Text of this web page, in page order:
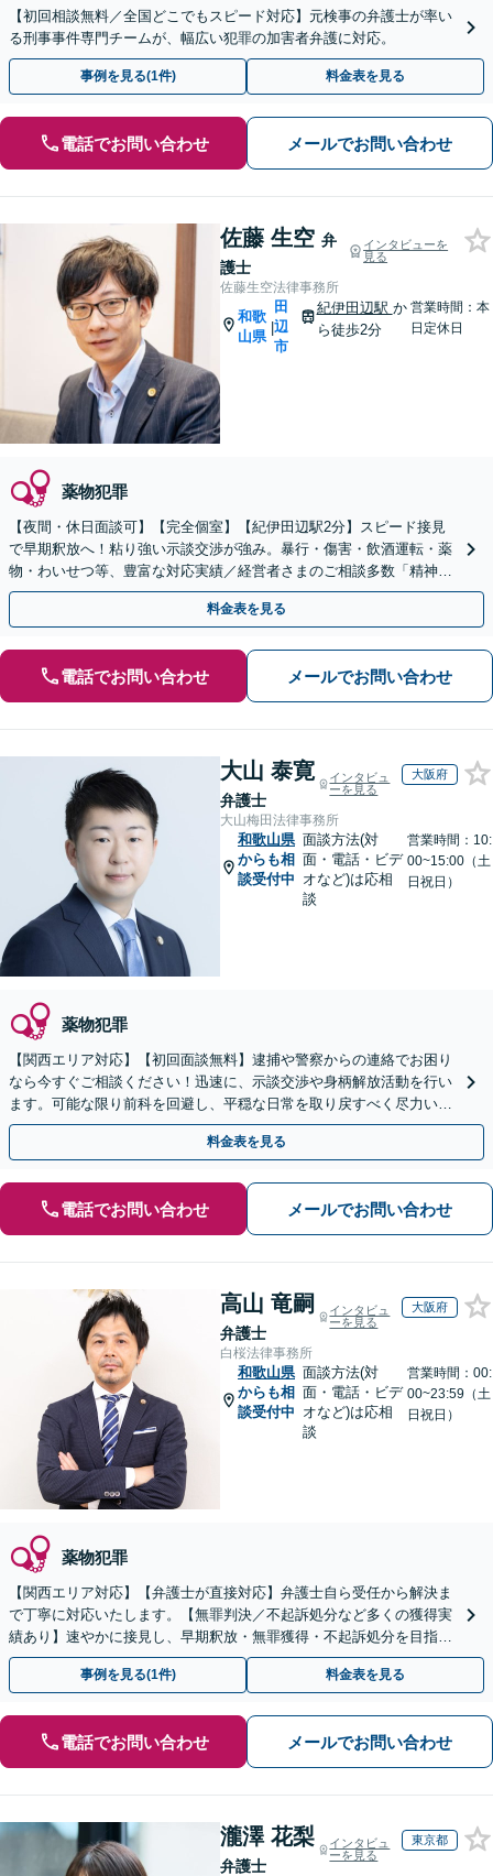
【初回相談無料／全国どこでもスピード対応】元検事の弁護士が率い
る刑事事件専門チームが、幅広い犯罪の加害者弁護に対応。
事例を見る(1件) 料金表を見る
電話でお問い合わせ メールでお問い合わせ
佐藤 生空 弁
護士
インタビューを
見る
佐藤生空法律事務所
和歌
山県
|
田
辺
市
紀伊田辺駅 か
ら徒歩2分
営業時間：本
日定休日
薬物犯罪
【夜間・休日面談可】【完全個室】【紀伊田辺駅2分】スピード接見
で早期釈放へ！粘り強い示談交渉が強み。暴行・傷害・飲酒運転・薬
物・わいせつ等、豊富な対応実績／経営者さまのご相談多数「精神面
のサポートも大切に」どんな疑問にも丁寧にお答えします
料金表を見る
電話でお問い合わせ メールでお問い合わせ
大山 泰寛
弁護士
インタビュ
ーを見る
大阪府
大山梅田法律事務所
和歌山県
からも相
談受付中
面談方法(対
面・電話・ビデ
オなど)は応相
談
営業時間：10:
00~15:00（土
日祝日）
薬物犯罪
【関西エリア対応】【初回面談無料】逮捕や警察からの連絡でお困り
なら今すぐご相談ください！迅速に、示談交渉や身柄解放活動を行い
ます。可能な限り前科を回避し、平穏な日常を取り戻すべく尽力いた
します【休日・夜間相談可】
料金表を見る
電話でお問い合わせ メールでお問い合わせ
高山 竜嗣
弁護士
インタビュ
ーを見る
大阪府
白桜法律事務所
和歌山県
からも相
談受付中
面談方法(対
面・電話・ビデ
オなど)は応相
談
営業時間：00:
00~23:59（土
日祝日）
薬物犯罪
【関西エリア対応】【弁護士が直接対応】弁護士自ら受任から解決ま
で丁寧に対応いたします。【無罪判決／不起訴処分など多くの獲得実
績あり】速やかに接見し、早期釈放・無罪獲得・不起訴処分を目指し
ます。示談交渉もお任せください【電話／メール相談可】
事例を見る(1件) 料金表を見る
電話でお問い合わせ メールでお問い合わせ
瀧澤 花梨
弁護士
インタビュ
ーを見る
東京都